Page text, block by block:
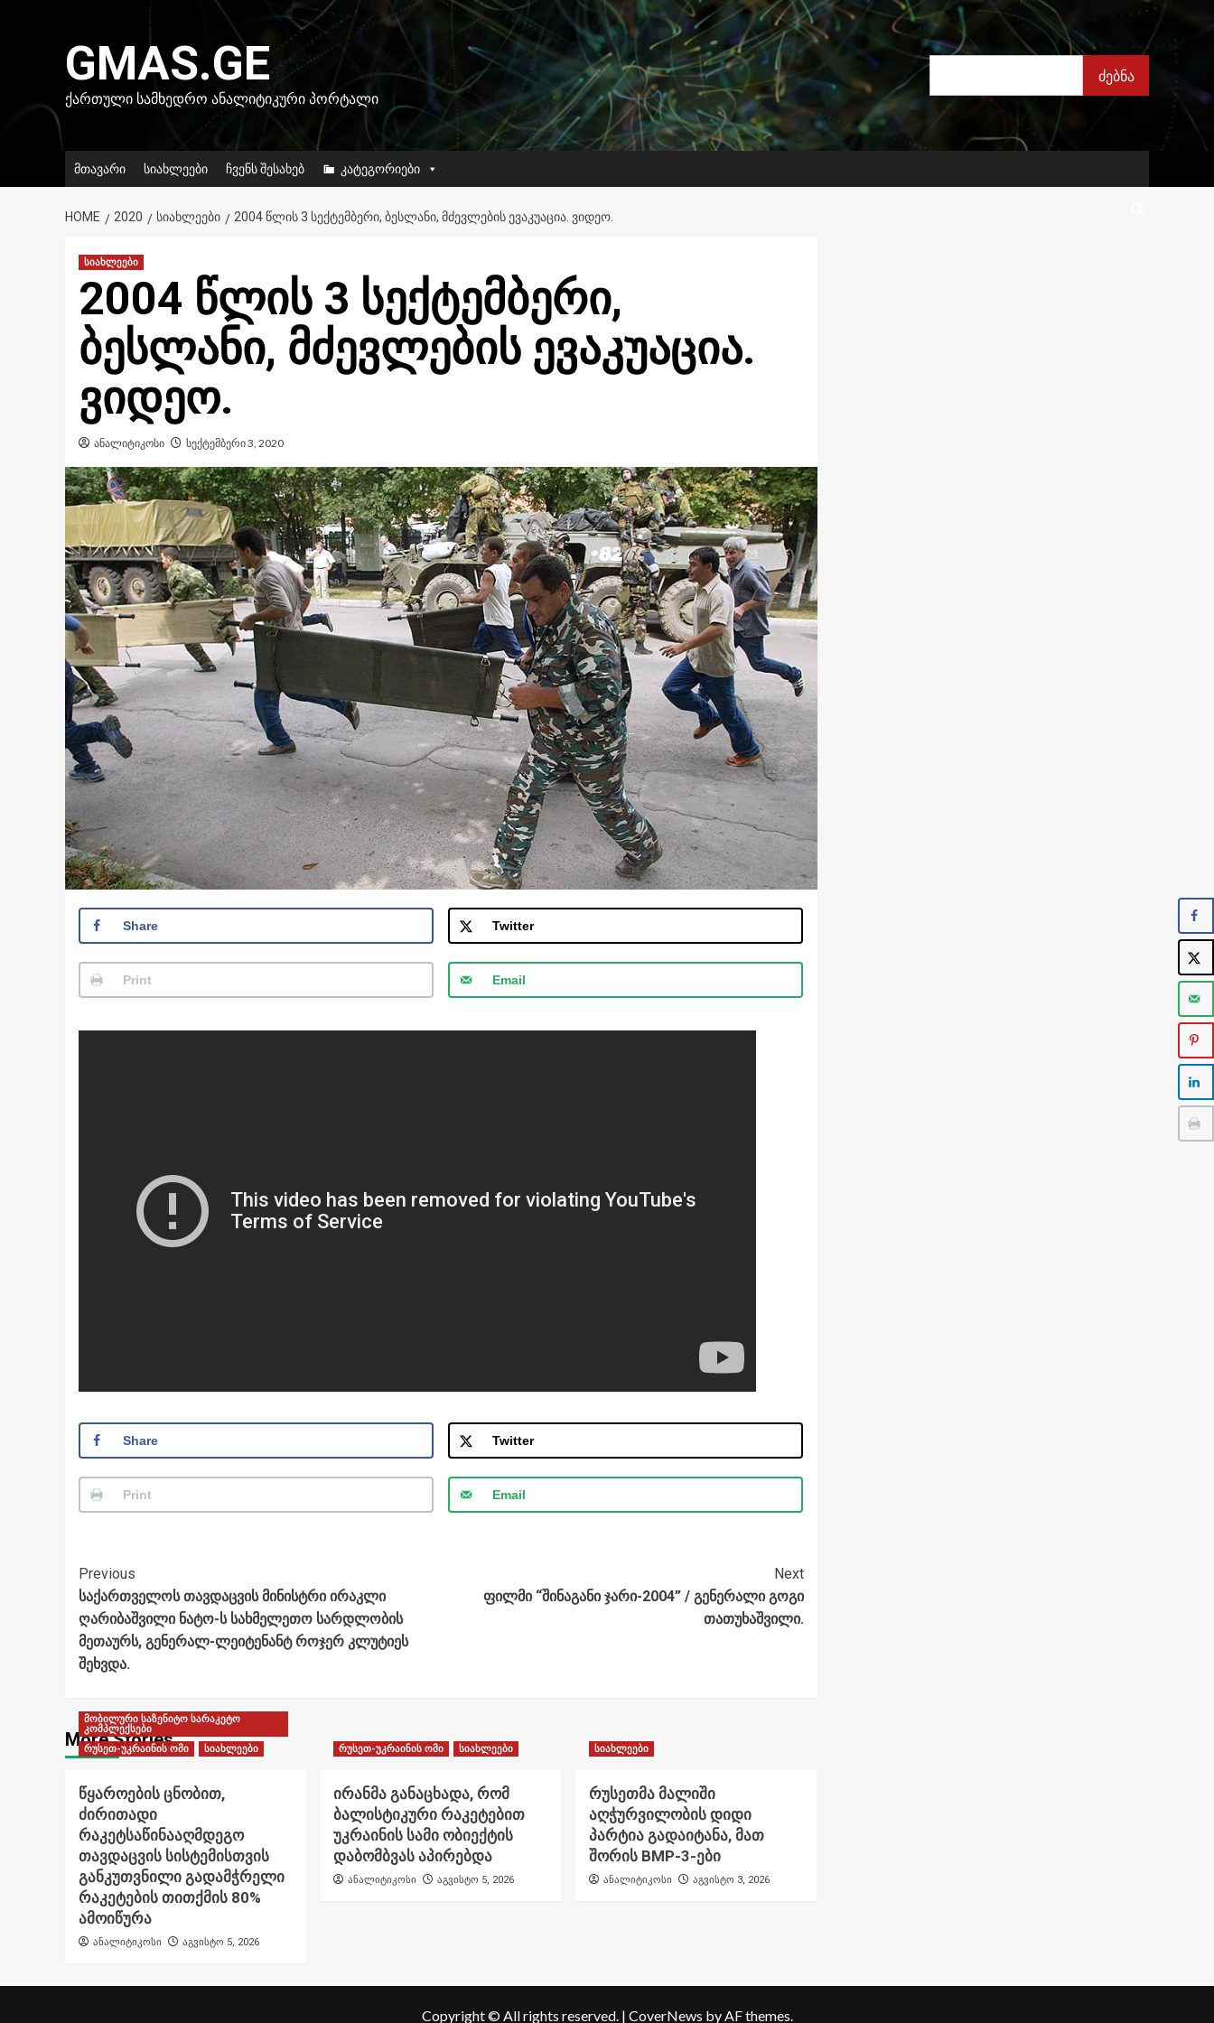
GMAS.GE
ᲥᲐᲠᲗᲣᲚᲘ ᲡᲐᲛᲮᲔᲓᲠᲝ ᲐᲜᲐᲚᲘᲢᲘᲙᲣᲠᲘ ᲞᲝᲠᲢᲐᲚᲘ
ძებნა
ძებნა
მთავარი სიახლეები ჩვენს შესახებ კატეგორიები
HOME 2020 ᲡᲘᲐᲮᲚᲔᲔᲑᲘ 2004 ᲬᲚᲘᲡ 3 ᲡᲔᲥᲢᲔᲛᲑᲔᲠᲘ, ᲑᲔᲡᲚᲐᲜᲘ, ᲛᲫᲔᲕᲚᲔᲑᲘᲡ ᲔᲕᲐᲙᲣᲐᲪᲘᲐ. ᲕᲘᲓᲔᲝ.
სიახლეები
2004 წლის 3 სექტემბერი,
ბესლანი, მძევლების ევაკუაცია.
ვიდეო.
ანალიტიკოსი სექტემბერი 3, 2020
Share Twitter
Print Email
Share Twitter
Print Email
Post
Navigation
Previous
საქართველოს თავდაცვის მინისტრი ირაკლი
ღარიბაშვილი ნატო-ს სახმელეთო სარდლობის
მეთაურს, გენერალ-ლეიტენანტ როჯერ კლუტიეს
შეხვდა.
Next
ფილმი “შინაგანი ჯარი-2004” / გენერალი გოგი
თათუხაშვილი.
More Stories
მობილური საზენიტო სარაკეტო
კომპლექსები
რუსეთ-უკრაინის ომი
სიახლეები
წყაროების ცნობით,
ძირითადი
რაკეტსაწინააღმდეგო
თავდაცვის სისტემისთვის
განკუთვნილი გადამჭრელი
რაკეტების თითქმის 80%
ამოიწურა
ანალიტიკოსი აგვისტო 5, 2026
რუსეთ-უკრაინის ომი სიახლეები
ირანმა განაცხადა, რომ
ბალისტიკური რაკეტებით
უკრაინის სამი ობიექტის
დაბომბვას აპირებდა
ანალიტიკოსი აგვისტო 5, 2026
სიახლეები
რუსეთმა მალიში
აღჭურვილობის დიდი
პარტია გადაიტანა, მათ
შორის BMP-3-ები
ანალიტიკოსი აგვისტო 3, 2026
Copyright © All rights reserved. | CoverNews by AF themes.